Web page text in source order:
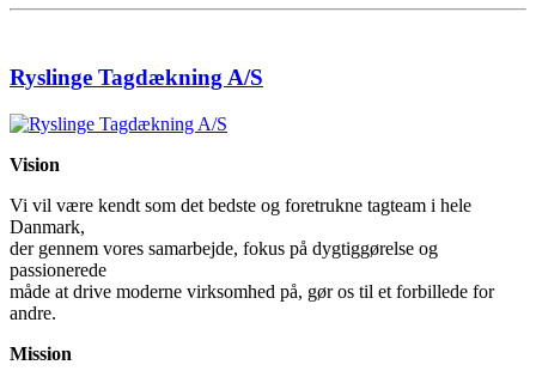
Ryslinge Tagdækning A/S
Vision
Vi vil være kendt som det bedste og foretrukne tagteam i hele
Danmark,
der gennem vores samarbejde, fokus på dygtiggørelse og
passionerede
måde at drive moderne virksomhed på, gør os til et forbillede for
andre.
Mission